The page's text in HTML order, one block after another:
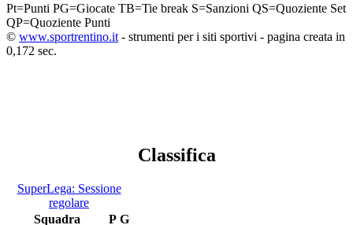
Pt=Punti PG=Giocate TB=Tie break S=Sanzioni QS=Quoziente Set
QP=Quoziente Punti
© www.sportrentino.it - strumenti per i siti sportivi - pagina creata in
0,172 sec.
Classifica
SuperLega: Sessione
regolare
Squadra
P G